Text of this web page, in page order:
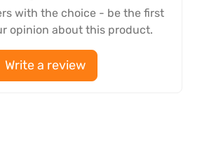
with the choice - be the first
opinion about this product.
Write a review